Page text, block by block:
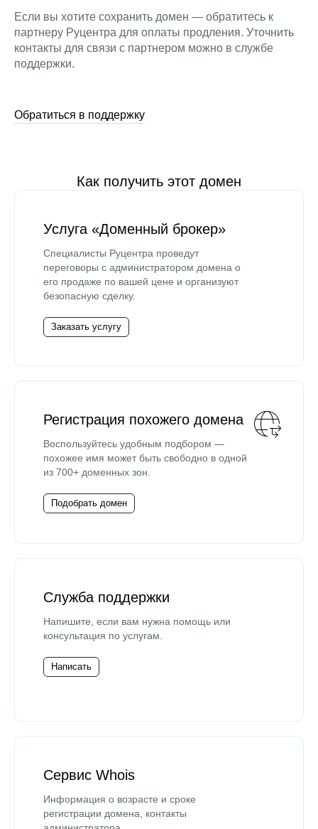
Если вы хотите сохранить домен — обратитесь к
партнеру Руцентра для оплаты продления. Уточнить
контакты для связи с партнером можно в службе
поддержки.
Обратиться в поддержку
Как получить этот домен
Услуга «Доменный брокер»
Специалисты Руцентра проведут
переговоры с администратором домена о
его продаже по вашей цене и организуют
безопасную сделку.
Заказать услугу
Регистрация похожего домена
Воспользуйтесь удобным подбором —
похожее имя может быть свободно в одной
из 700+ доменных зон.
Подобрать домен
Служба поддержки
Напишите, если вам нужна помощь или
консультация по услугам.
Написать
Сервис Whois
Информация о возрасте и сроке
регистрации домена, контакты